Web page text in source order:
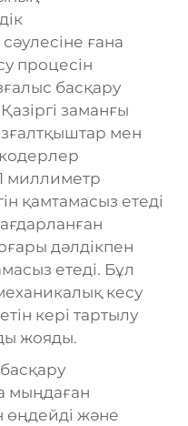
ғана
процесін
басқару
заманғы
мен
миллиметр
қамтамасыз етеді
дәлдікпен
етеді. Бұл
кесу
кері тартылу
жояды.
мыңдаған
өңдейді және